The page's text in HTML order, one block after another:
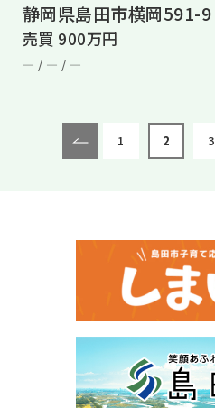
静岡県島田市横岡591-9
売買 900万円
― / ― / ―
1 2 3